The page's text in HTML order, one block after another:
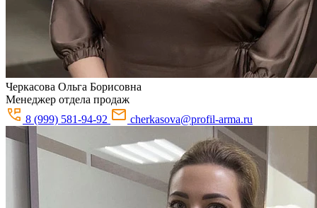
Черкасова Ольга Борисовна
Менеджер отдела продаж
8 (999) 581-94-92
cherkasova@profil-arma.ru